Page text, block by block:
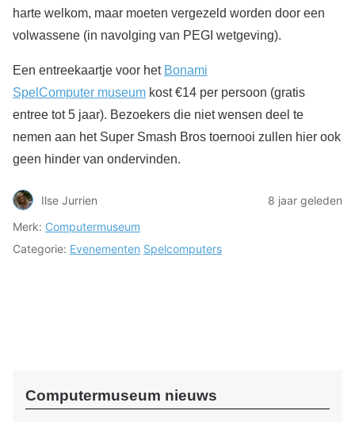
harte welkom, maar moeten vergezeld worden door een
volwassene (in navolging van PEGI wetgeving).
Een entreekaartje voor het Bonami
SpelComputer museum kost €14 per persoon (gratis
entree tot 5 jaar). Bezoekers die niet wensen deel te
nemen aan het Super Smash Bros toernooi zullen hier ook
geen hinder van ondervinden.
Ilse Jurrien
8 jaar geleden
Merk: Computermuseum
Categorie: Evenementen Spelcomputers
Computermuseum nieuws